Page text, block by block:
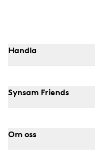
Handla
Synsam Friends
Om oss